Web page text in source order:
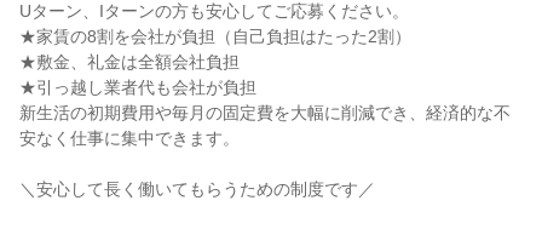
Uターン、Iターンの方も安心してご応募ください。
★家賃の8割を会社が負担（自己負担はたった2割）
★敷金、礼金は全額会社負担
★引っ越し業者代も会社が負担
新生活の初期費用や毎月の固定費を大幅に削減でき、経済的な不
安なく仕事に集中できます。
＼安心して長く働いてもらうための制度です／